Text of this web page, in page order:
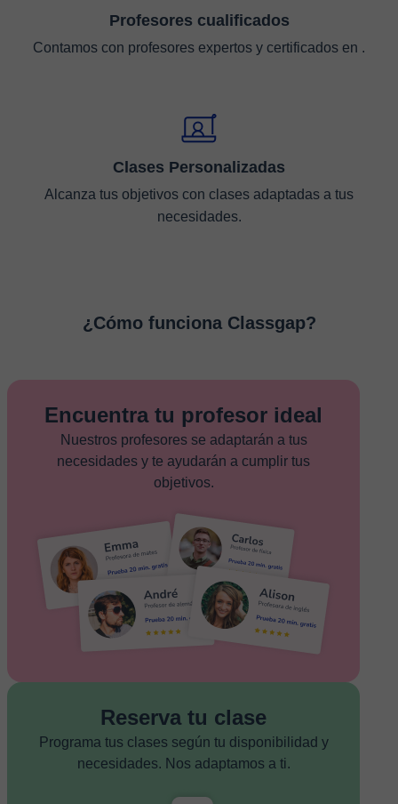
Profesores cualificados
Contamos con profesores expertos y certificados en .
Clases Personalizadas
Alcanza tus objetivos con clases adaptadas a tus
necesidades.
¿Cómo funciona Classgap?
Encuentra tu profesor ideal
Nuestros profesores se adaptarán a tus
necesidades y te ayudarán a cumplir tus
objetivos.
Reserva tu clase
Programa tus clases según tu disponibilidad y
necesidades. Nos adaptamos a ti.